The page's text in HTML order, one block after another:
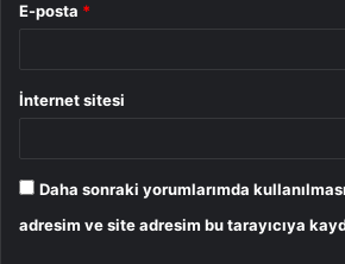
E-posta *
İnternet sitesi
Daha sonraki yorumlarımda
adresim ve site adresim bu tarayıcıya